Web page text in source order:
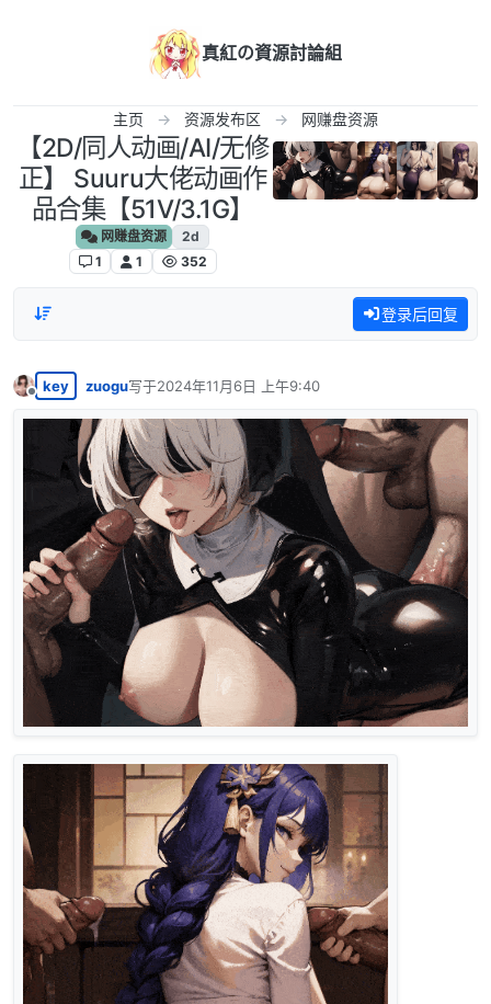
真紅の資源討論組
主页 资源发布区 网赚盘资源
【2D/同人动画/AI/无修
正】 Suuru大佬动画作
品合集【51V/3.1G】
网赚盘资源
2d
1
1 352
登录后回复
离线
key zuogu写于2024年11月6日 上午9:40
最后由 编辑